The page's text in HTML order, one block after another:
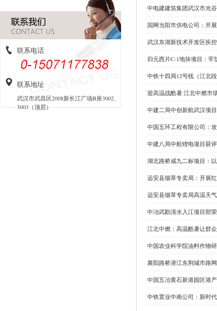
联系电话
联系地址
武汉市武昌区2008新长江广场B座3002、
3003（顶层）
中电建建筑集团武汉市光
国网当阳市供电公司：开
武汉东湖新技术开发区疾
归元西片C-1地块项目：
中铁十四局12号线（江北
迎高温战酷暑 江北中燃市
中建二局中创新航武汉项
中国五环工程有限公司：
中建八局中航锂电项目获
湖北路桥咸九二标项目：
远安县烟草专卖局：开展
远安县烟草专卖局高温天
中冶武勘清水入江项目部
江北中燃：高温酷暑让群
中国农业科学院油料作物
襄阳路桥潜江东荆城市路
中国五冶黄石新港园区港
中铁置业中南公司：新时